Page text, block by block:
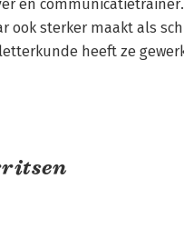
en
ook sterker maakt als
heeft ze